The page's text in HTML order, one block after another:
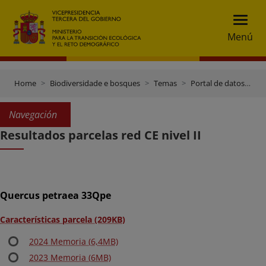
Menú
Home Biodiversidade e bosques Temas Portal de datos e inventarios
Navegación
Resultados parcelas red CE nivel II
Quercus petraea 33Qpe
Características parcela (209KB)
2024 Memoria (6,4MB)
2023 Memoria (6MB)